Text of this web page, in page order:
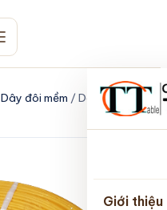
Giới thiệu
Dây đôi mềm / Dây đôi mềm